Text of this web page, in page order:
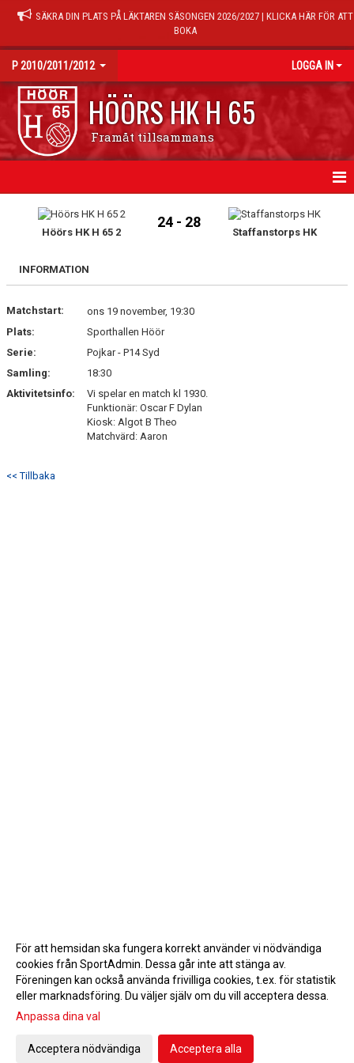
SÄKRA DIN PLATS PÅ LÄKTAREN SÄSONGEN 2026/2027 | KLICKA HÄR FÖR ATT
BOKA
P 2010/2011/2012 LOGGA IN
HÖÖRS HK H 65
Framåt tillsammans
KALENDER
TRÄNINGSTIDER
TRUPPEN
Höörs HK H 65 2
24 - 28
Staffanstorps HK
INFORMATION
Matchstart:
ons 19 november, 19:30
Plats:
Sporthallen Höör
Serie:
Pojkar - P14 Syd
Samling:
18:30
Aktivitetsinfo:
Vi spelar en match kl 1930.
Funktionär: Oscar F Dylan
Kiosk: Algot B Theo
Matchvärd: Aaron
<< Tillbaka
Gå till Webbversion
För att hemsidan ska fungera korrekt använder vi nödvändiga
cookies från SportAdmin. Dessa går inte att stänga av.
Föreningen kan också använda frivilliga cookies, t.ex. för statistik
eller marknadsföring. Du väljer själv om du vill acceptera dessa.
Anpassa dina val
Acceptera nödvändiga Acceptera alla